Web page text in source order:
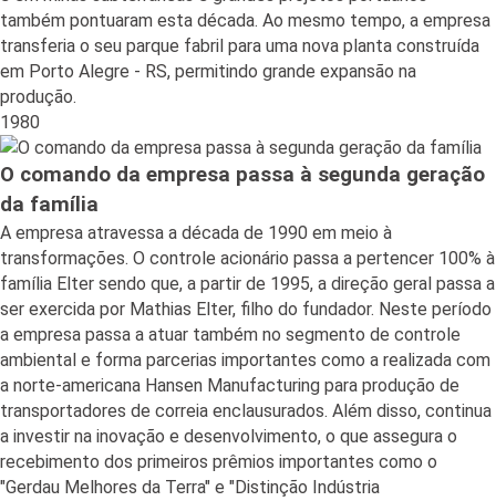
também pontuaram esta década. Ao mesmo tempo, a empresa
transferia o seu parque fabril para uma nova planta construída
em Porto Alegre - RS, permitindo grande expansão na
produção.
1980
O comando da empresa passa à segunda geração
da família
A empresa atravessa a década de 1990 em meio à
transformações. O controle acionário passa a pertencer 100% à
família Elter sendo que, a partir de 1995, a direção geral passa a
ser exercida por Mathias Elter, filho do fundador. Neste período
a empresa passa a atuar também no segmento de controle
ambiental e forma parcerias importantes como a realizada com
a norte-americana Hansen Manufacturing para produção de
transportadores de correia enclausurados. Além disso, continua
a investir na inovação e desenvolvimento, o que assegura o
recebimento dos primeiros prêmios importantes como o
"Gerdau Melhores da Terra" e "Distinção Indústria